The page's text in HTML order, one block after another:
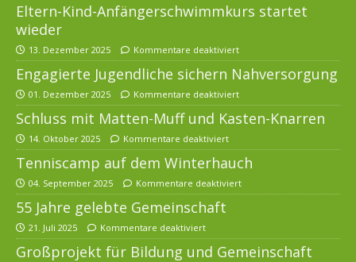
Eltern-Kind-Anfängerschwimmkurs startet
wieder
13. Dezember 2025 Kommentare deaktiviert
Engagierte Jugendliche sichern Nahversorgung
01. Dezember 2025 Kommentare deaktiviert
Schluss mit Matten-Muff und Kasten-Knarren
14. Oktober 2025 Kommentare deaktiviert
Tenniscamp auf dem Winterhauch
04. September 2025 Kommentare deaktiviert
55 Jahre gelebte Gemeinschaft
21. Juli 2025 Kommentare deaktiviert
Großprojekt für Bildung und Gemeinschaft